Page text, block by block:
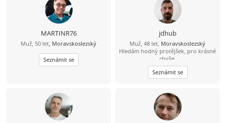
MARTINR76
Muž, 50 let, Moravskoslezský
Seznámit se
jdhub
Muž, 48 let, Moravskoslezský
Hledám hodný protějšek, pro krásné
chvíle.
Seznámit se